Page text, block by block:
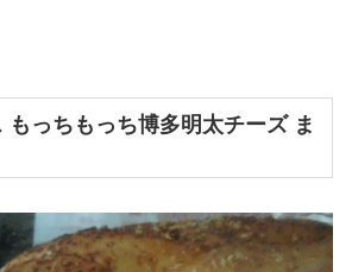
っちもっち博多明太チーズ ま